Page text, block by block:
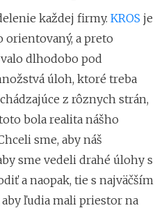
každej firmy. KROS je
a preto
dlhodobo pod
úloh, ktoré treba
z rôznych strán,
bola realita nášho
sme, aby náš
sme vedeli drahé úlohy s
a naopak, tie s najväčším
ľudia mali priestor na